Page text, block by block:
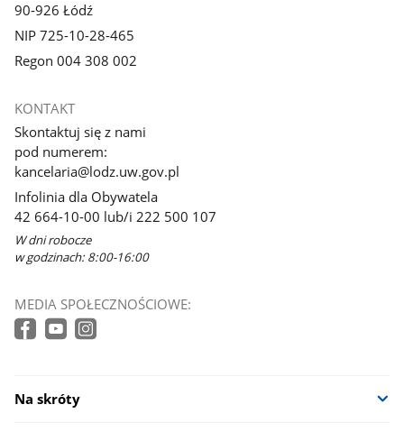
90-926 Łódź
NIP 725-10-28-465
Regon 004 308 002
KONTAKT
Skontaktuj się z nami
pod numerem:
kancelaria@lodz.uw.gov.pl
Infolinia dla Obywatela
42 664-10-00 lub/i 222 500 107
W dni robocze
w godzinach: 8:00-16:00
MEDIA SPOŁECZNOŚCIOWE:
Na skróty